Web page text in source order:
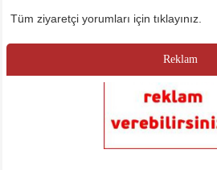
Tüm ziyaretçi yorumları için tıklayınız.
Reklam